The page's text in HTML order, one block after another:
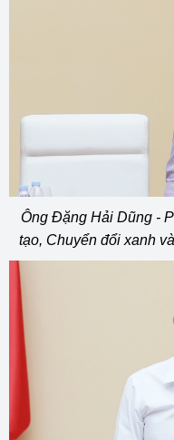
Ông Đặng Hải Dũng -
tạo, Chuyển đổi xanh